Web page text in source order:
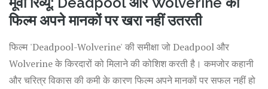
फिल्म अपने मानकों पर खरा नहीं उतरती
फिल्म 'Deadpool-Wolverine' की समीक्षा जो Deadpool और
Wolverine के किरदारों को मिलाने की कोशिश करती है। कमजोर कहानी
और चरित्र विकास की कमी के कारण फिल्म अपने मानकों पर सफल नहीं हो